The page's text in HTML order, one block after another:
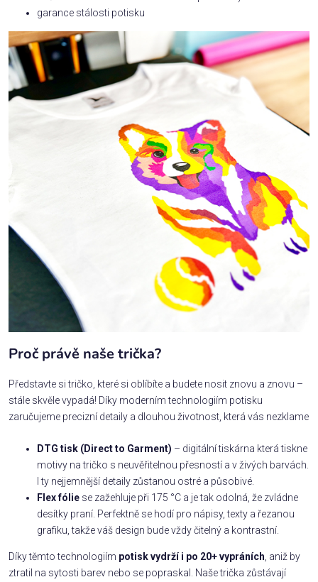
garance stálosti potisku
Proč právě naše trička?
Představte si tričko, které si oblíbíte a budete nosit znovu a znovu –
stále skvěle vypadá! Díky moderním technologiím potisku
zaručujeme precizní detaily a dlouhou životnost, která vás nezklame
DTG tisk (Direct to Garment) – digitální tiskárna která tiskne
motivy na tričko s neuvěřitelnou přesností a v živých barvách.
I ty nejjemnější detaily zůstanou ostré a působivé.
Flex fólie se zažehluje při 175 °C a je tak odolná, že zvládne
desítky praní. Perfektně se hodí pro nápisy, texty a řezanou
grafiku, takže váš design bude vždy čitelný a kontrastní.
Díky těmto technologiím potisk vydrží i po 20+ vypráních, aniž by
ztratil na sytosti barev nebo se popraskal. Naše trička zůstávají